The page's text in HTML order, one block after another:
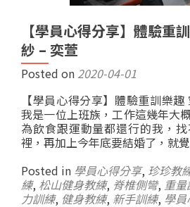
【學員心得分享】體驗重
紗 – 奕萱
Posted on 2020-04-01
【學員心得分享】體驗重訓樂
我是一位上班族，工作這幾年大
為飲食跟運動量都還行的我，
裡，再加上今年底要結婚了，就
Posted in 學員心得分享, 珍珍教
練, 松山健身教練, 脊椎側彎, 重
力訓練, 健身教練, 新手訓練, 學